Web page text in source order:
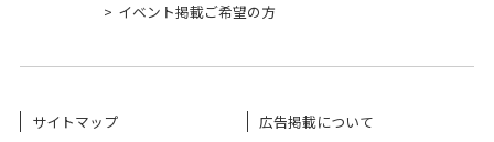
イベント掲載ご希望の方
サイトマップ
広告掲載について